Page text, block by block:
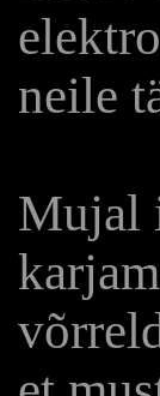
neile
Mujal